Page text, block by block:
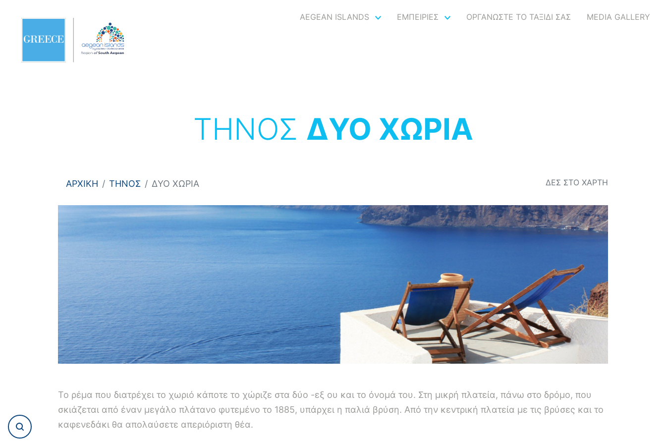
AEGEAN ISLANDS ΕΜΠΕΙΡΙΕΣ ΟΡΓΑΝΩΣΤΕ ΤΟ ΤΑΞΙΔΙ ΣΑΣ MEDIA GALLERY
ΤΗΝΟΣ ΔΥΟ ΧΩΡΙΑ
ΑΡΧΙΚΗ ΤΗΝΟΣ ΔΥΟ ΧΩΡΙΑ ΔΕΣ ΣΤΟ ΧΑΡΤΗ
Το ρέμα που διατρέχει το χωριό κάποτε το χώριζε στα δύο -εξ ου και το όνομά του. Στη μικρή πλατεία, πάνω στο δρόμο, που
σκιάζεται από έναν μεγάλο πλάτανο φυτεμένο το 1885, υπάρχει η παλιά βρύση. Από την κεντρική πλατεία με τις βρύσες και το
καφενεδάκι θα απολαύσετε απεριόριστη θέα.